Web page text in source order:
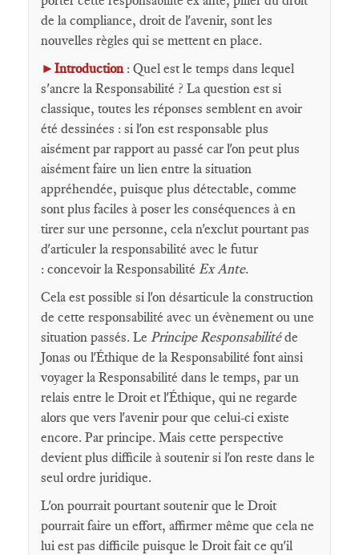
de la compliance, droit de l'avenir, sont les
nouvelles règles qui se mettent en place.
► Introduction: Quel est le temps dans lequel
s'ancre la Responsabilité ? La question est si
classique, toutes les réponses semblent en avoir
été dessinées : si l'on est responsable plus
aisément par rapport au passé car l'on peut plus
aisément faire un lien entre la situation
appréhendée, puisque plus détectable, comme
sont plus faciles à poser les conséquences à en
tirer sur une personne, cela n'exclut pourtant pas
d'articuler la responsabilité avec le futur
: concevoir la Responsabilité Ex Ante.
Cela est possible si l'on désarticule la construction
de cette responsabilité avec un évènement ou une
situation passés. Le Principe Responsabilitéde
Jonas ou l'Éthique de la Responsabilité font ainsi
voyager la Responsabilité dans le temps, par un
relais entre le Droit et l'Éthique, qui ne regarde
alors que vers l'avenir pour que celui-ci existe
encore. Par principe. Mais cette perspective
devient plus difficile à soutenir si l'on reste dans le
seul ordre juridique.
L'on pourrait pourtant soutenir que le Droit
pourrait faire un effort, affirmer même que cela ne
lui est pas difficile puisque le Droit fait ce qu'il